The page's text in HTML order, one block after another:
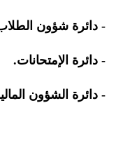
- دائرة شؤون
- دائرة الإمتحانات.
- دائرة الشؤون